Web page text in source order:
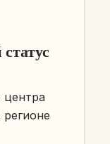
центра